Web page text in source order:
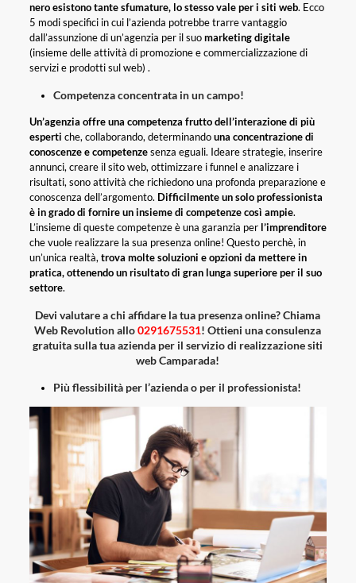
nero esistono tante sfumature, lo stesso vale per i siti web. Ecco
5 modi specifici in cui l’azienda potrebbe trarre vantaggio
dall’assunzione di un’agenzia per il suomarketing digitale
(insieme delle attività di promozione e commercializzazione di
servizi e prodotti sul web) .
Competenza concentrata in un campo!
Un’agenzia offre una competenza frutto dell’interazione di più
esperti che, collaborando, determinandouna concentrazione di
conoscenze e competenzesenza eguali. Ideare strategie, inserire
annunci, creare il sito web, ottimizzare i funnel e analizzare i
risultati, sono attività che richiedono una profonda preparazione e
conoscenza dell’argomento. Difficilmente un solo professionista
è in grado di fornire un insieme di competenze così ampie.
L’insieme di queste competenze è una garanzia per l’imprenditore
che vuole realizzare la sua presenza online! Questo perchè, in
un’unica realtà,trova molte soluzioni e opzioni da mettere in
pratica, ottenendo un risultato di gran lunga superiore per il suo
settore.
Devi valutare a chi affidare la tua presenza online? Chiama
Web Revolution allo0291675531! Ottieni una consulenza
gratuita sulla tua azienda per il servizio di realizzazione siti
web Camparada!
Più flessibilità per l’azienda o per il professionista!